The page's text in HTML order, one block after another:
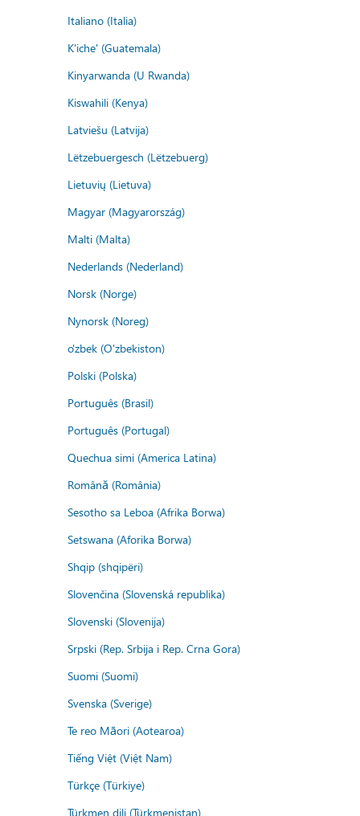
Italiano (Italia)
K'iche' (Guatemala)
Kinyarwanda (U Rwanda)
Kiswahili (Kenya)
Latviešu (Latvija)
Lëtzebuergesch (Lëtzebuerg)
Lietuvių (Lietuva)
Magyar (Magyarország)
Malti (Malta)
Nederlands (Nederland)
Norsk (Norge)
Nynorsk (Noreg)
o'zbek (O'zbekiston)
Polski (Polska)
Português (Brasil)
Português (Portugal)
Quechua simi (America Latina)
Română (România)
Sesotho sa Leboa (Afrika Borwa)
Setswana (Aforika Borwa)
Shqip (shqipëri)
Slovenčina (Slovenská republika)
Slovenski (Slovenija)
Srpski (Rep. Srbija i Rep. Crna Gora)
Suomi (Suomi)
Svenska (Sverige)
Te reo Māori (Aotearoa)
Tiếng Việt (Việt Nam)
Türkçe (Türkiye)
Türkmen dili (Türkmenistan)